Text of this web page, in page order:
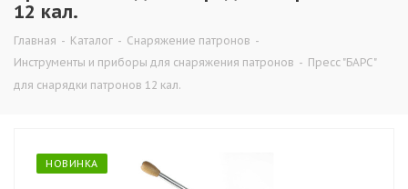
12 кал.
Главная - Каталог - Снаряжение патронов -
Инструменты и приборы для снаряжения патронов - Пресс "БАРС"
для снарядки патронов 12 кал.
НОВИНКА